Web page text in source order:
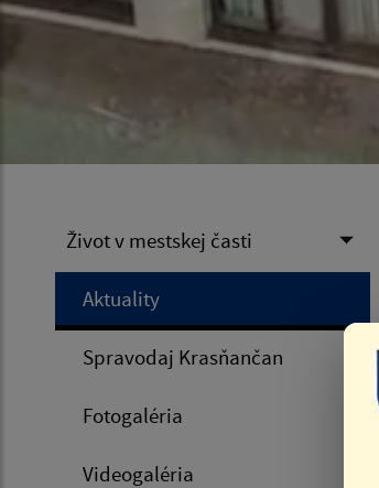
Život v mestskej časti
Aktuality
Spravodaj Krasňančan
Fotogaléria
Videogaléria